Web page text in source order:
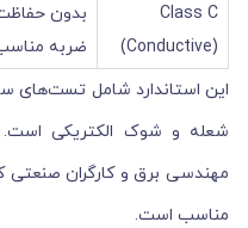
Class C
(Conductive)
بدون حفاظت
ضربه
این استاندارد شامل تست‌های
شعله و شوک الکتریکی است.
مهندسی برق و کارگران
مناسب است.